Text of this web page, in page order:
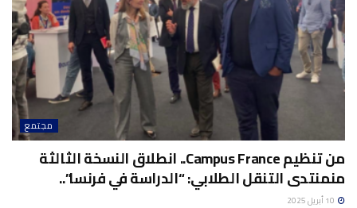
مجتمع
من تنظيم Campus France.. انطلاق النسخة الثالثة
منمنتدى التنقل الطلابي: “الدراسة في فرنسا”..